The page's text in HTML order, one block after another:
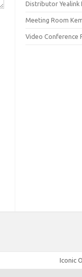
Distributor Yealink
Meeting Room
Video Conference
Iconic